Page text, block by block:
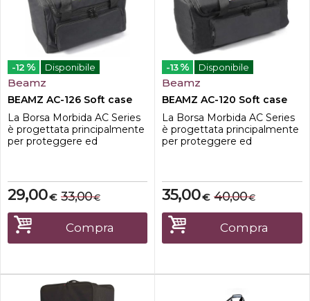
-12 % Disponibile
Beamz
BEAMZ AC-126 Soft case
La Borsa Morbida AC Series
è progettata principalmente
per proteggere ed
apertura consente di
adattarsi a una varietà di
dispositivi
interni e di attrezzi da
rimuovere rapidamente e
facilmente. Si adatta anche
€
29,00 €
33,00
Compra
-13 % Disponibile
Beamz
BEAMZ AC-120 Soft case
La Borsa Morbida AC Series
è progettata principalmente
per proteggere ed
consente di adattarsi a una
varietà di dispositivi
interni e di attrezzi da
rimuovere rapidamente e
facilmente. Si adatta anche
ad altri ...
€
35,00 €
40,00
Compra